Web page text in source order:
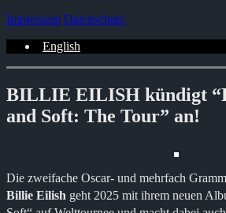
Impressum Datenschutz
English
BILLIE EILISH kündigt
and Soft: The Tour” an!
Die zweifache Oscar- und mehrfach
Billie Eilish geht 2025 mit ihrem neuen